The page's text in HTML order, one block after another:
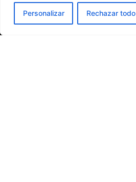
Personalizar Rechazar todo